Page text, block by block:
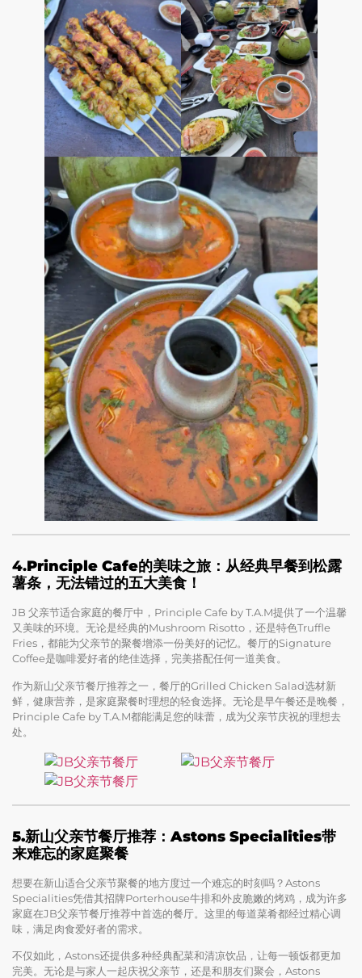
4.Principle Cafe的美味之旅：从经典早餐到松露
薯条，无法错过的五大美食！
JB 父亲节适合家庭的餐厅中，Principle Cafe by T.A.M提供了一个温馨
又美味的环境。无论是经典的Mushroom Risotto，还是特色Truffle
Fries，都能为父亲节的聚餐增添一份美好的记忆。餐厅的Signature
Coffee是咖啡爱好者的绝佳选择，完美搭配任何一道美食。
作为新山父亲节餐厅推荐之一，餐厅的Grilled Chicken Salad选材新
鲜，健康营养，是家庭聚餐时理想的轻食选择。无论是早午餐还是晚餐，
Principle Cafe by T.A.M都能满足您的味蕾，成为父亲节庆祝的理想去
处。
5.新山父亲节餐厅推荐：Astons Specialities带
来难忘的家庭聚餐
想要在新山适合父亲节聚餐的地方度过一个难忘的时刻吗？Astons
Specialities凭借其招牌Porterhouse牛排和外皮脆嫩的烤鸡，成为许多
家庭在JB父亲节餐厅推荐中首选的餐厅。这里的每道菜肴都经过精心调
味，满足肉食爱好者的需求。
不仅如此，Astons还提供多种经典配菜和清凉饮品，让每一顿饭都更加
完美。无论是与家人一起庆祝父亲节，还是和朋友们聚会，Astons